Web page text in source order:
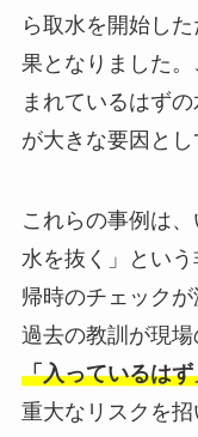
ら取水を開始し
果となりました
まれているはず
が大きな要因とし
これらの事例は
水を抜く」とい
帰時のチェックが
過去の教訓が現場
「入っているは
重大なリスクを